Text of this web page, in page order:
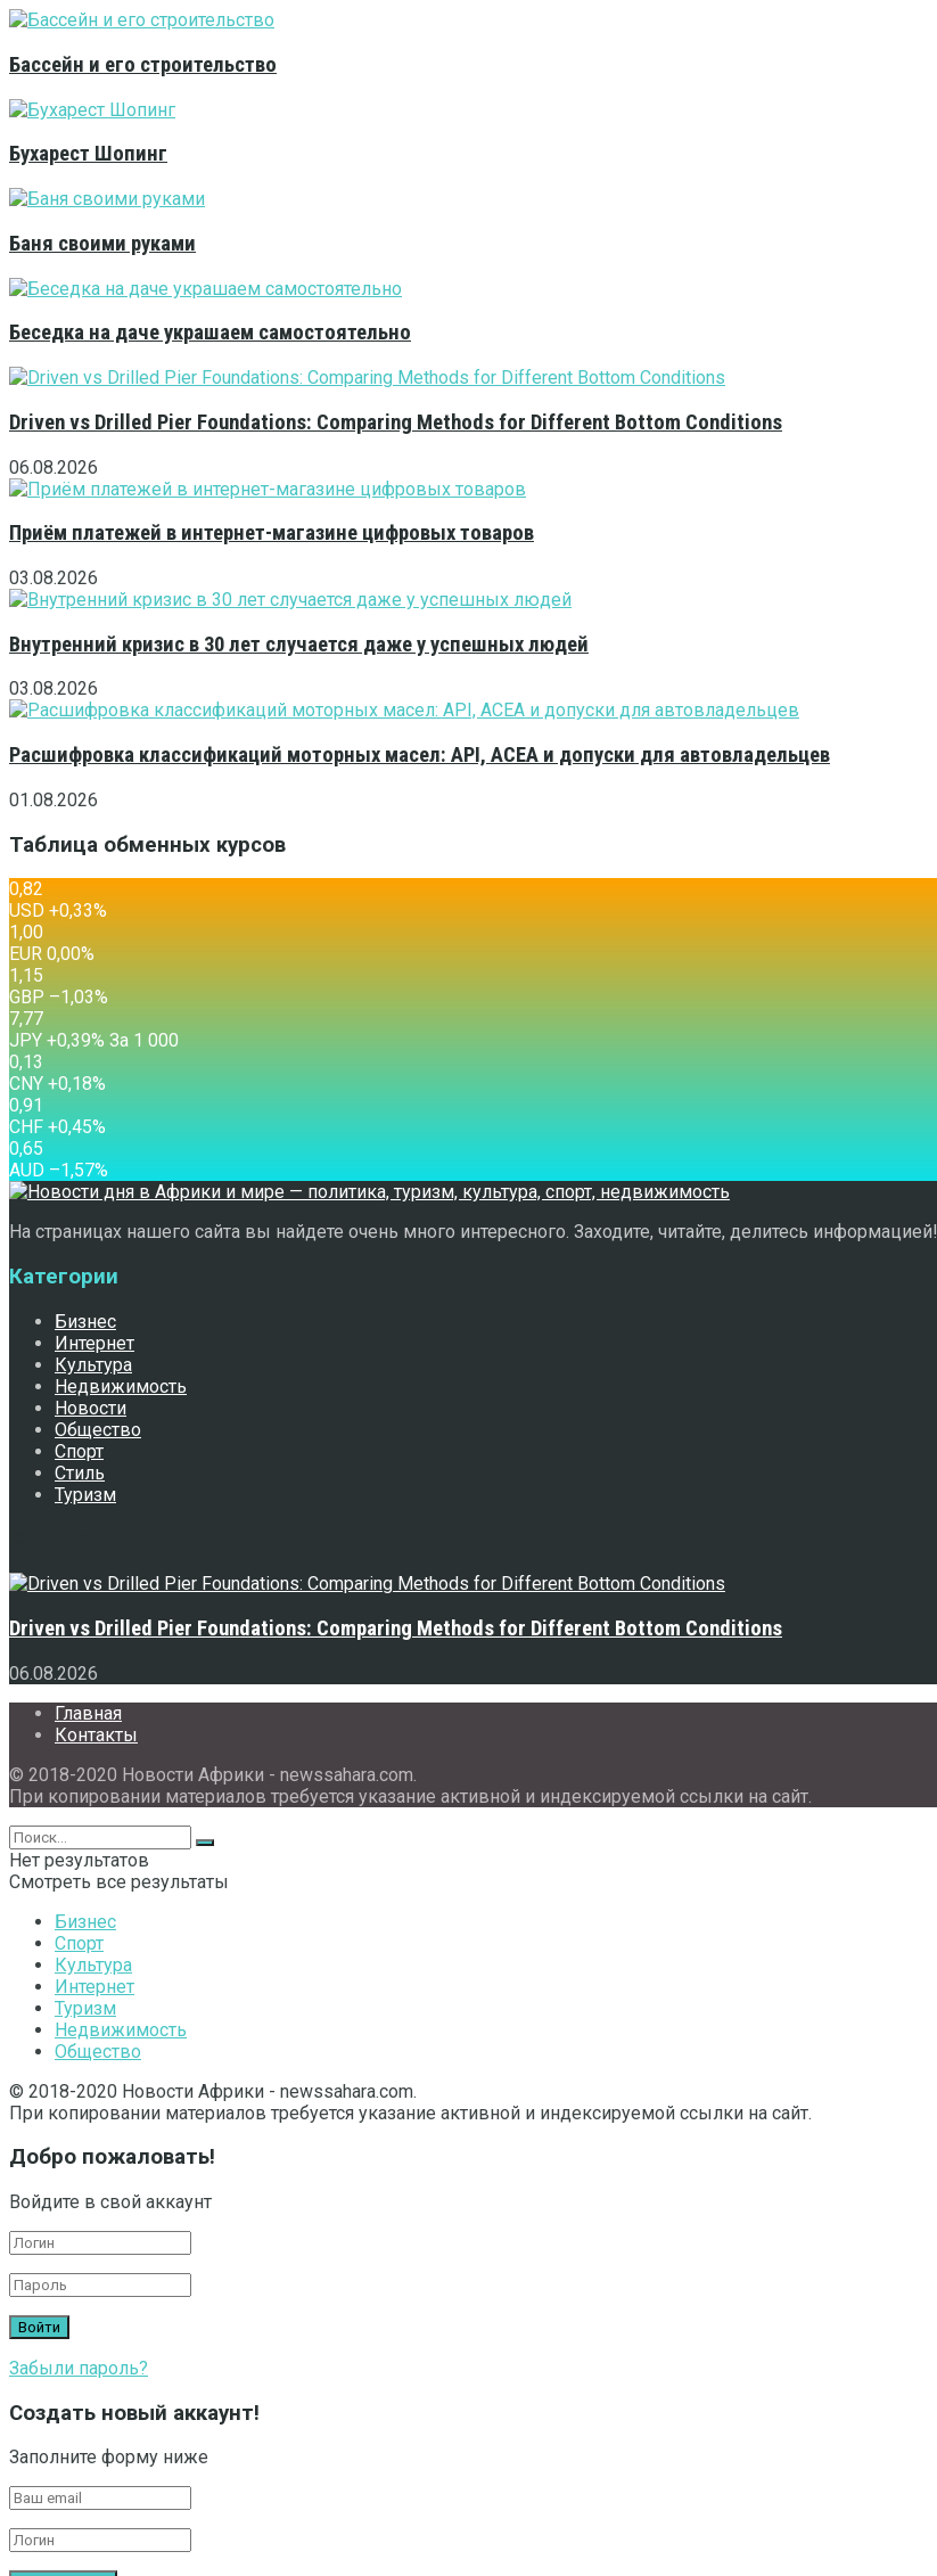
Бассейн и его строительство
Бухарест Шопинг
Баня своими руками
Беседка на даче украшаем самостоятельно
Driven vs Drilled Pier Foundations: Comparing Methods for Different Bottom Conditions
06.08.2026
Приём платежей в интернет-магазине цифровых товаров
03.08.2026
Внутренний кризис в 30 лет случается даже у успешных людей
03.08.2026
Расшифровка классификаций моторных масел: API, ACEA и допуски для автовладельцев
01.08.2026
Таблица обменных курсов
0,82
USD +0,33%
1,00
EUR 0,00%
1,15
GBP –1,03%
7,77
JPY +0,39% За 1 000
0,13
CNY +0,18%
0,91
CHF +0,45%
0,65
AUD –1,57%
На страницах нашего сайта вы найдете очень много интересного. Заходите, читайте, делитесь информацией!
Категории
Бизнес
Интернет
Культура
Недвижимость
Новости
Общество
Спорт
Стиль
Туризм
Driven vs Drilled Pier Foundations: Comparing Methods for Different Bottom Conditions
06.08.2026
Главная
Контакты
© 2018-2020 Новости Африки - newssahara.com.
При копировании материалов требуется указание активной и индексируемой ссылки на сайт.
Нет результатов
Смотреть все результаты
Бизнес
Спорт
Культура
Интернет
Туризм
Недвижимость
Общество
© 2018-2020 Новости Африки - newssahara.com.
При копировании материалов требуется указание активной и индексируемой ссылки на сайт.
Добро пожаловать!
Войдите в свой аккаунт
Забыли пароль?
Создать новый аккаунт!
Заполните форму ниже